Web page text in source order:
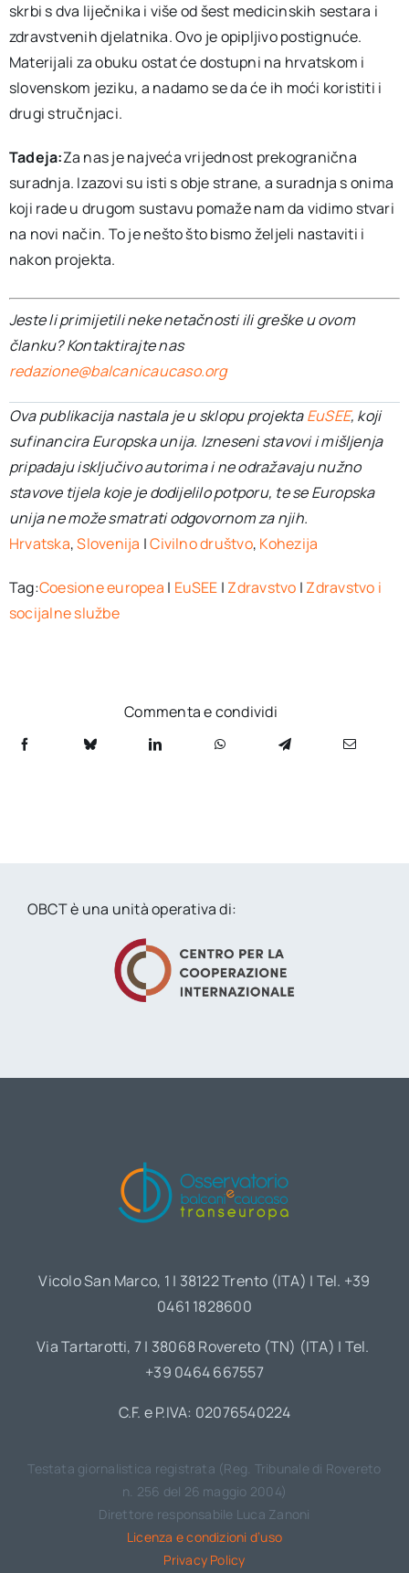
skrbi s dva liječnika i više od šest medicinskih sestara i
zdravstvenih djelatnika. Ovo je opipljivo postignuće.
Materijali za obuku ostat će dostupni na hrvatskom i
slovenskom jeziku, a nadamo se da će ih moći koristiti i
drugi stručnjaci.
Tadeja:Za nas je najveća vrijednost prekogranična
suradnja. Izazovi su isti s obje strane, a suradnja s onima
koji rade u drugom sustavu pomaže nam da vidimo stvari
na novi način. To je nešto što bismo željeli nastaviti i
nakon projekta.
Jeste li primijetili neke netačnosti ili greške u ovom
članku? Kontaktirajte nas
redazione@balcanicaucaso.org
Ova publikacija nastala je u sklopu projektaEuSEE, koji
sufinancira Europska unija. Izneseni stavovi i mišljenja
pripadaju isključivo autorima i ne odražavaju nužno
stavove tijela koje je dodijelilo potporu, te se Europska
unija ne može smatrati odgovornom za njih.
Hrvatska,Slovenija |Civilno društvo, Kohezija
Tag:Coesione europea | EuSEE | Zdravstvo | Zdravstvo i
socijalne službe
Commenta e condividi
OBCT è una unità operativa di:
Vicolo San Marco, 1 | 38122 Trento (ITA) | Tel. +39
0461 1828600
Via Tartarotti, 7 | 38068 Rovereto (TN) (ITA) | Tel.
+39 0464 667557
C.F. e P.IVA: 02076540224
Testata giornalistica registrata (Reg. Tribunale di Rovereto
n. 256 del 26 maggio 2004)
Direttore responsabile Luca Zanoni
Licenza e condizioni d’uso
Privacy Policy